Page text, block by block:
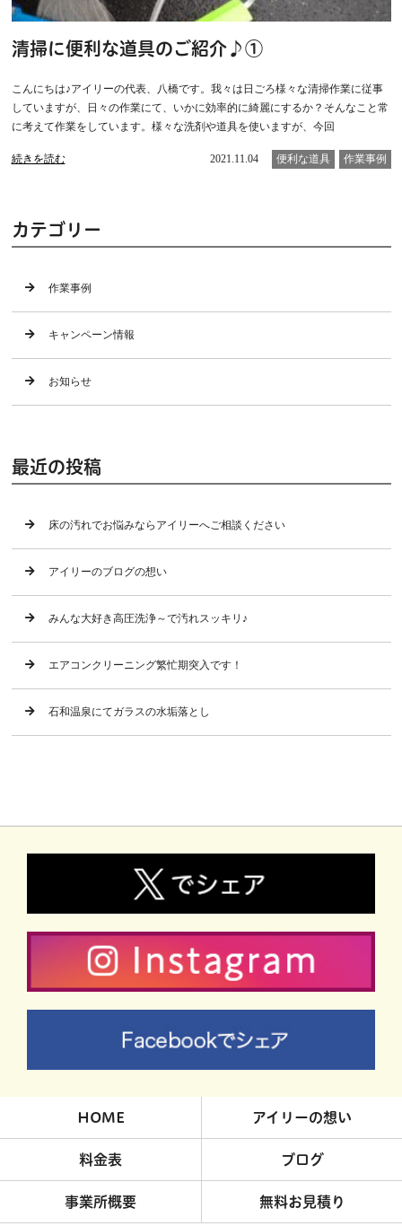
清掃に便利な道具のご紹介♪①
こんにちは♪アイリーの代表、八橋です。我々は日ごろ様々な清掃作業に従事
していますが、日々の作業にて、いかに効率的に綺麗にするか？そんなこと常
に考えて作業をしています。様々な洗剤や道具を使いますが、今回
続きを読む 2021.11.04 便利な道具 作業事例
カテゴリー
作業事例
キャンペーン情報
お知らせ
最近の投稿
床の汚れでお悩みならアイリーへご相談ください
アイリーのブログの想い
みんな大好き高圧洗浄～で汚れスッキリ♪
エアコンクリーニング繁忙期突入です！
石和温泉にてガラスの水垢落とし
HOME アイリーの想い
料金表 ブログ
事業所概要 無料お見積り